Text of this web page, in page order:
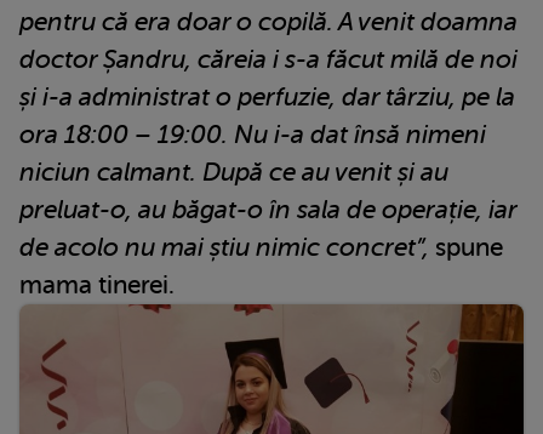
pentru că era doar o copilă. A venit doamna
doctor Șandru, căreia i s-a făcut milă de noi
și i-a administrat o perfuzie, dar târziu, pe la
ora 18:00 – 19:00. Nu i-a dat însă nimeni
niciun calmant. După ce au venit și au
preluat-o, au băgat-o în sala de operație, iar
de acolo nu mai știu nimic concret”, spune
mama tinerei.